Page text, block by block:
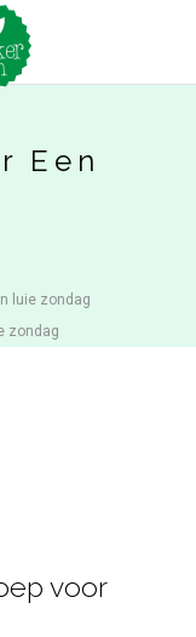
Een
luie zondag
zondag
voor